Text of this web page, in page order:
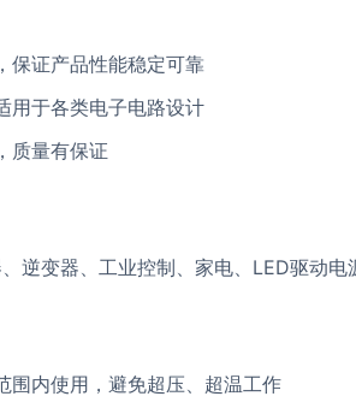
保证产品性能稳定可靠
用于各类电子电路设计
质量有保证
逆变器、工业控制、家电、LED驱动电
围内使用，避免超压、超温工作